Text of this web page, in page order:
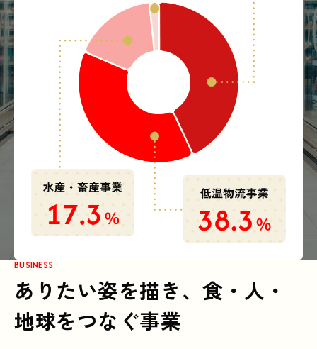
BUSINESS
ありたい姿を描き、食・人・
地球をつなぐ事業